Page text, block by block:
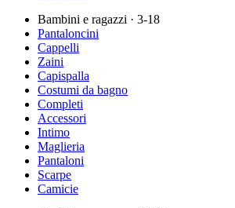
Bambini e ragazzi · 3-18
Pantaloncini
Cappelli
Zaini
Capispalla
Costumi da bagno
Completi
Accessori
Intimo
Maglieria
Pantaloni
Scarpe
Camicie